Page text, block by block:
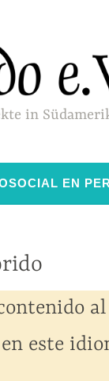
in
EN
al
este